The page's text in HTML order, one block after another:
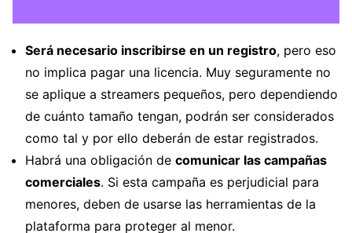
Será necesario inscribirse en un registro, pero eso
no implica pagar una licencia. Muy seguramente no
se aplique a streamers pequeños, pero dependiendo
de cuánto tamaño tengan, podrán ser considerados
como tal y por ello deberán de estar registrados.
Habrá una obligación de comunicar las campañas
comerciales. Si esta campaña es perjudicial para
menores, deben de usarse las herramientas de la
plataforma para proteger al menor.